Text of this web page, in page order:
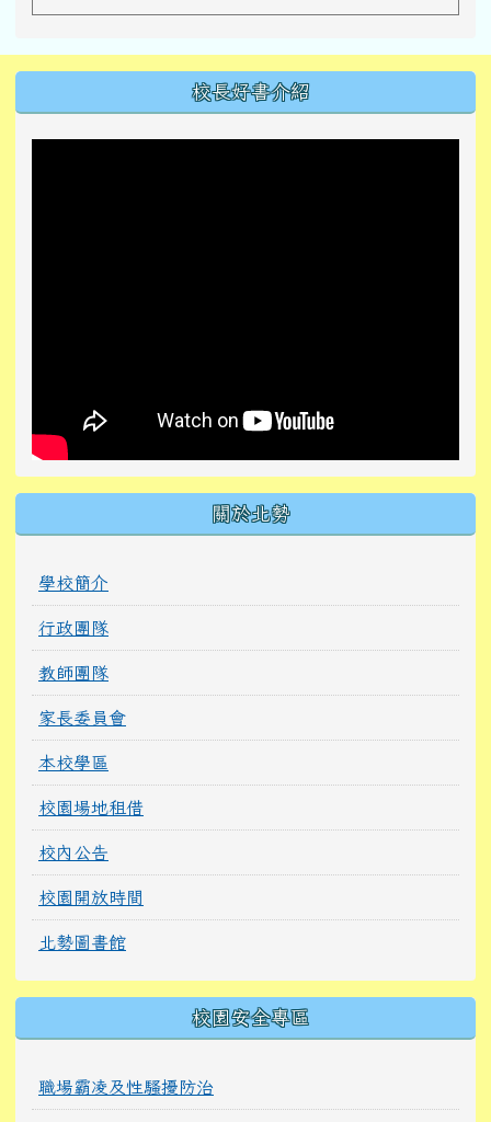
校長好書介紹
關於北勢
學校簡介
行政團隊
教師團隊
家長委員會
本校學區
校園場地租借
校內公告
校園開放時間
北勢圖書館
校園安全專區
職場霸凌及性騷擾防治